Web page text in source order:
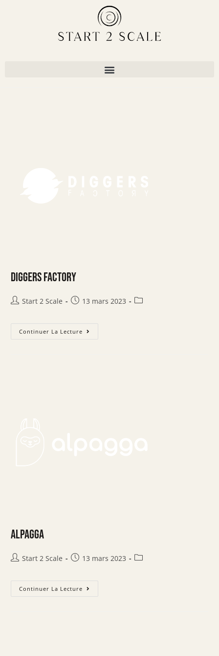
DIGGERS FACTORY
Start 2 Scale 13 mars 2023
Continuer La Lecture
Alpagga
Start 2 Scale 13 mars 2023
Continuer La Lecture